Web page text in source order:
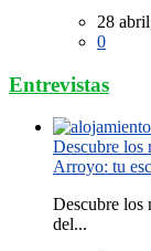
28
0
Entrevistas
Descubre los
Arroyo: tu
Descubre los
del...